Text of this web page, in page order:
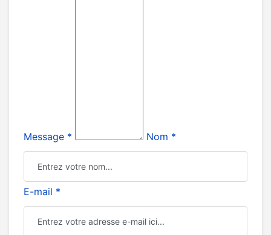
Message * Nom *
E-mail *